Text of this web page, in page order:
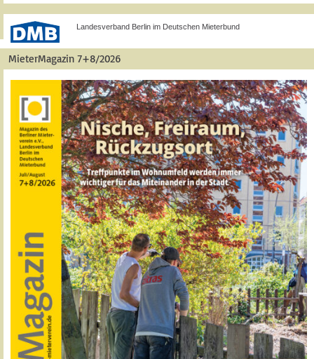
Landesverband Berlin im Deutschen Mieterbund
MieterMagazin 7+8/2026